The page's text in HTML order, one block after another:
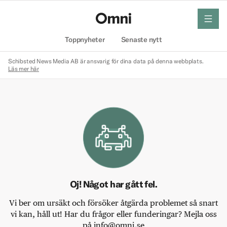
Toppnyheter Senaste nytt
meny
Schibsted News Media AB är ansvarig för dina data på denna webbplats.
Läs mer här
Oj! Något har gått fel.
Vi ber om ursäkt och försöker åtgärda problemet så snart
vi kan, håll ut! Har du frågor eller funderingar? Mejla oss